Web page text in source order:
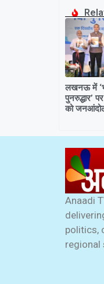
लखनऊ में
पुनरुद्धार’
को
Anaadi
politics,
regional